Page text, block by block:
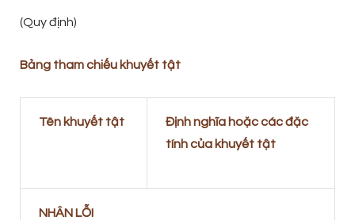
(Quy định)
Bảng tham chiếu khuyết tật
Tên khuyết tật
Định nghĩa hoặc các đặc
tính của khuyết tật
NHÂN LỖI